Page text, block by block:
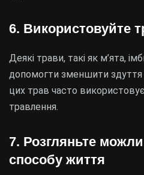
6. Використовуйте
Деякі трави, такі як м’ята,
допомогти зменшити здуття
цих трав часто
травлення.
7. Розгляньте
способу життя